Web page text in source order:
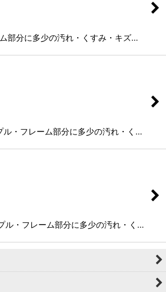
部分に多少の汚れ・くすみ・キズ…
ル・フレーム部分に多少の汚れ・く…
ル・フレーム部分に多少の汚れ・く…